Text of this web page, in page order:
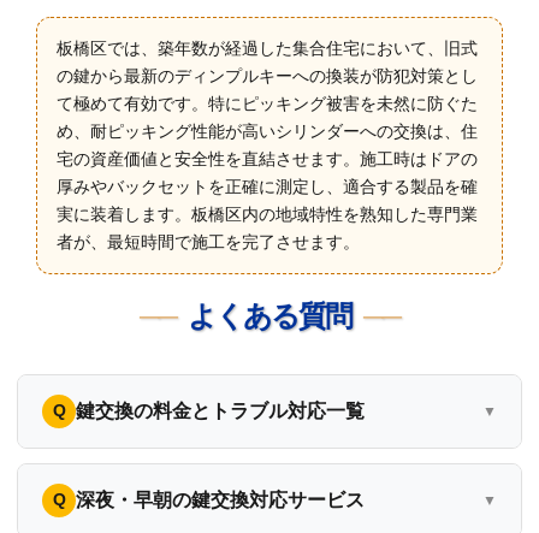
板橋区では、築年数が経過した集合住宅において、旧式
の鍵から最新のディンプルキーへの換装が防犯対策とし
て極めて有効です。特にピッキング被害を未然に防ぐた
め、耐ピッキング性能が高いシリンダーへの交換は、住
宅の資産価値と安全性を直結させます。施工時はドアの
厚みやバックセットを正確に測定し、適合する製品を確
実に装着します。板橋区内の地域特性を熟知した専門業
者が、最短時間で施工を完了させます。
よくある質問
鍵交換の料金とトラブル対応一覧
深夜・早朝の鍵交換対応サービス